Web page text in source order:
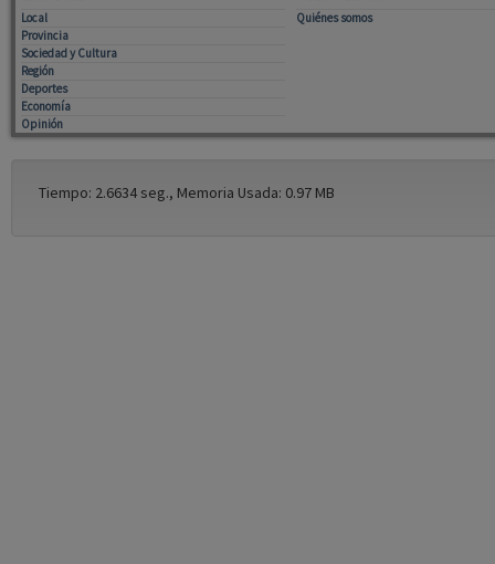
Local
Provincia
Sociedad y Cultura
Región
Deportes
Economía
Opinión
Quiénes somos
Tiempo: 2.6634 seg., Memoria Usada: 0.97 MB